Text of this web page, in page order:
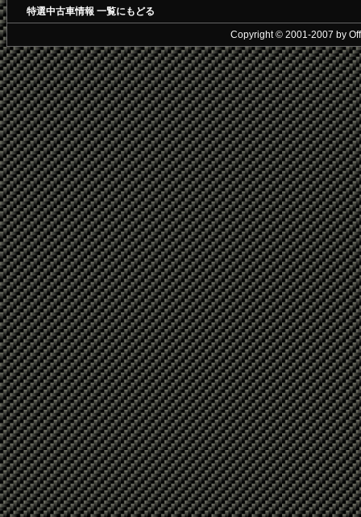
特選中古車情報 一覧にもどる
Copyright © 2001-2007 by